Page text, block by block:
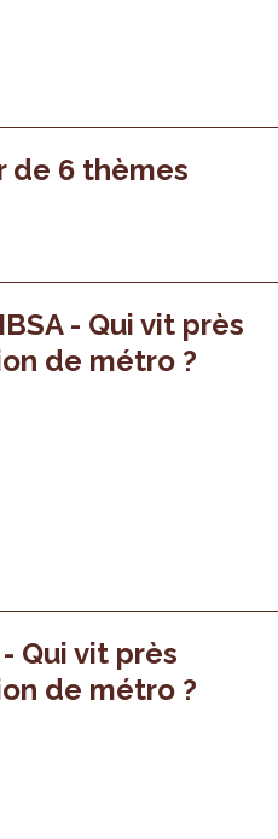
de 6 thèmes
- Qui vit près
de métro ?
Qui vit près
de métro ?